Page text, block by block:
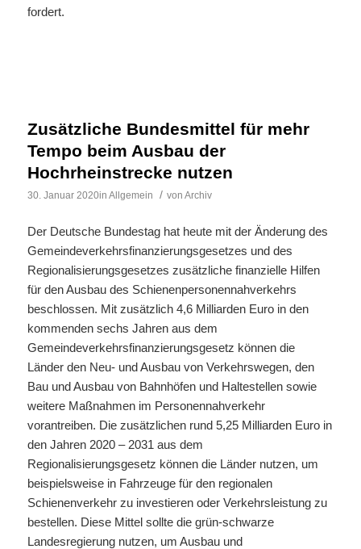
fordert.
Zusätzliche Bundesmittel für mehr
Tempo beim Ausbau der
Hochrheinstrecke nutzen
30. Januar 2020in Allgemein / von Archiv
Der Deutsche Bundestag hat heute mit der Änderung des
Gemeindeverkehrsfinanzierungsgesetzes und des
Regionalisierungsgesetzes zusätzliche finanzielle Hilfen
für den Ausbau des Schienenpersonennahverkehrs
beschlossen. Mit zusätzlich 4,6 Milliarden Euro in den
kommenden sechs Jahren aus dem
Gemeindeverkehrsfinanzierungsgesetz können die
Länder den Neu- und Ausbau von Verkehrswegen, den
Bau und Ausbau von Bahnhöfen und Haltestellen sowie
weitere Maßnahmen im Personennahverkehr
vorantreiben. Die zusätzlichen rund 5,25 Milliarden Euro in
den Jahren 2020 – 2031 aus dem
Regionalisierungsgesetz können die Länder nutzen, um
beispielsweise in Fahrzeuge für den regionalen
Schienenverkehr zu investieren oder Verkehrsleistung zu
bestellen. Diese Mittel sollte die grün-schwarze
Landesregierung nutzen, um Ausbau und